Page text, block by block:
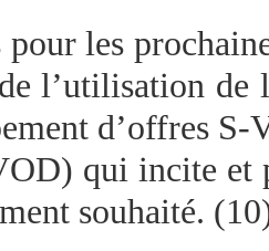
les
l’utilisation de
d’offres S-
qui incite et
souhaité.